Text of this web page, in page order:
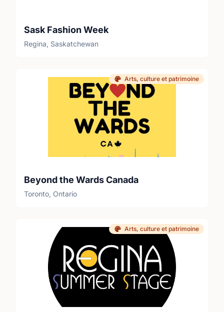
Sask Fashion Week
Regina, Saskatchewan
Arts, culture et patrimoine
Beyond the Wards Canada
Toronto, Ontario
Arts, culture et patrimoine